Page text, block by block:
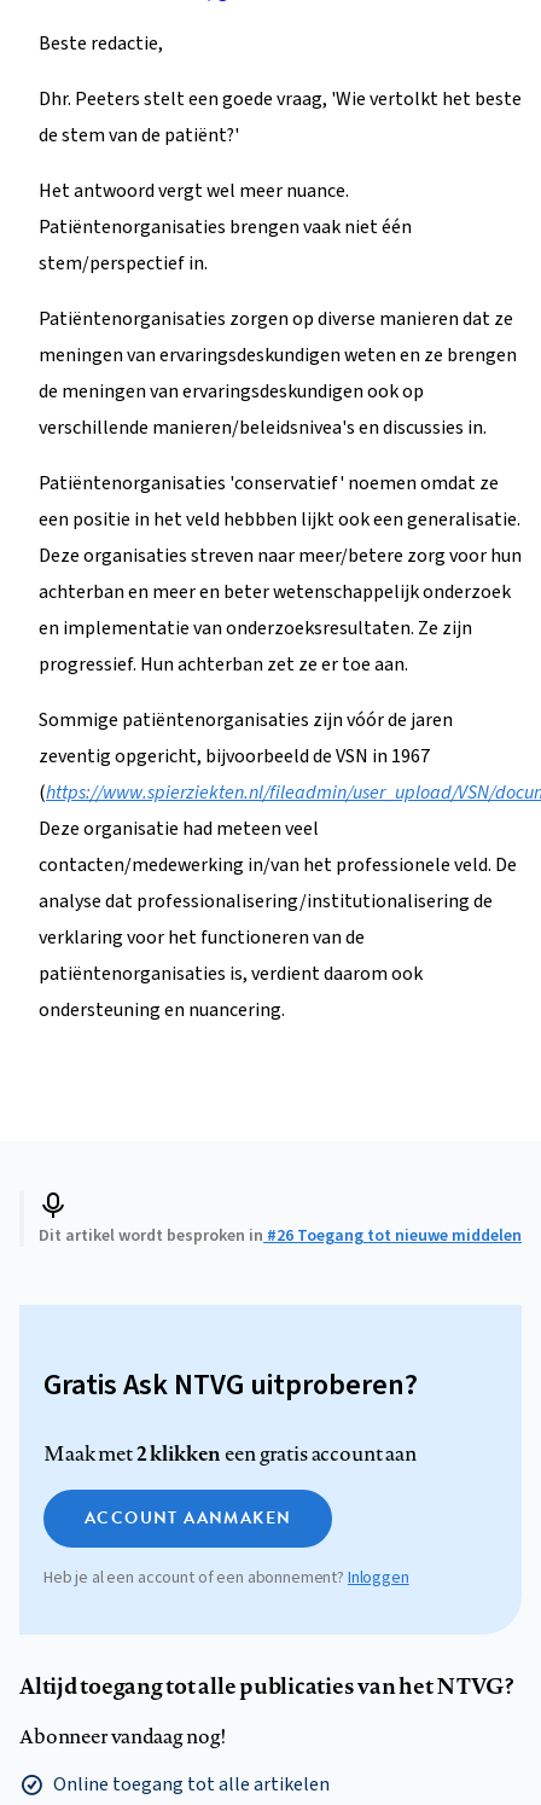
Beste redactie,
Dhr. Peeters stelt een goede vraag, 'Wie vertolkt het beste
de stem van de patiënt?'
Het antwoord vergt wel meer nuance.
Patiëntenorganisaties brengen vaak niet één
stem/perspectief in.
Patiëntenorganisaties zorgen op diverse manieren dat ze
meningen van ervaringsdeskundigen weten en ze brengen
de meningen van ervaringsdeskundigen ook op
verschillende manieren/beleidsnivea's en discussies in.
Patiëntenorganisaties 'conservatief' noemen omdat ze
een positie in het veld hebbben lijkt ook een generalisatie.
Deze organisaties streven naar meer/betere zorg voor hun
achterban en meer en beter wetenschappelijk onderzoek
en implementatie van onderzoeksresultaten. Ze zijn
progressief. Hun achterban zet ze er toe aan.
Sommige patiëntenorganisaties zijn vóór de jaren
zeventig opgericht, bijvoorbeeld de VSN in 1967
(https://www.spierziekten.nl/fileadmin/user_upload/VSN/
Deze organisatie had meteen veel
contacten/medewerking in/van het professionele veld. De
analyse dat professionalisering/institutionalisering de
verklaring voor het functioneren van de
patiëntenorganisaties is, verdient daarom ook
ondersteuning en nuancering.
Dit artikel wordt besproken in #26 Toegang tot nieuwe middelen
Gratis Ask NTVG uitproberen?
Maak met2 klikkeneen gratis account aan
ACCOUNT AANMAKEN
Heb je al een account of een abonnement? Inloggen
Altijd toegang tot alle publicaties van het NTVG?
Abonneer vandaag nog!
Online toegang tot alle artikelen